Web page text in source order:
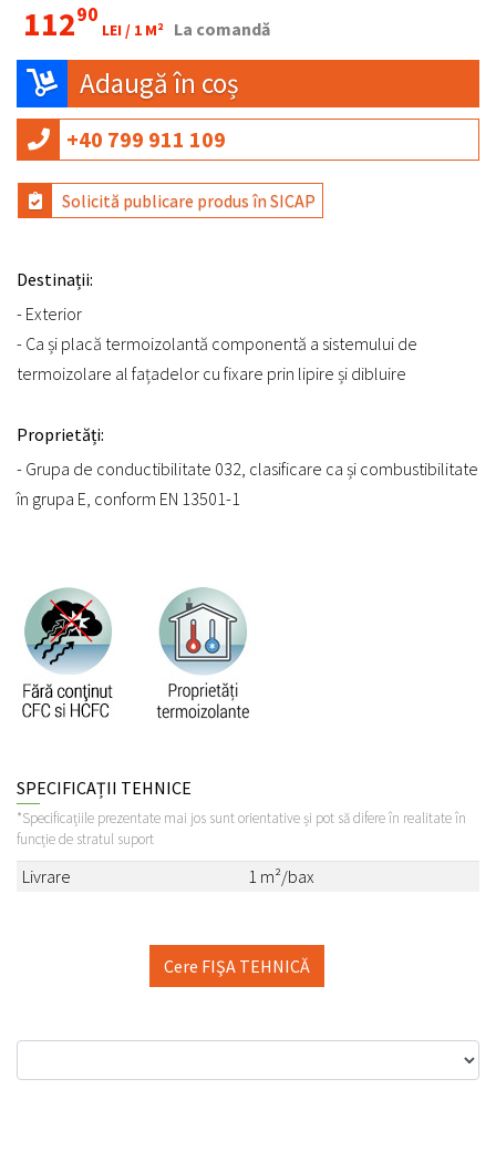
11290
LEI / 1 M² La comandă
Adaugă în coș
+40 799 911 109
Solicită publicare produs în SICAP
Destinații:
- Exterior
- Ca și placă termoizolantă componentă a sistemului de
termoizolare al fațadelor cu fixare prin lipire și dibluire
Proprietăți:
- Grupa de conductibilitate 032, clasificare ca și combustibilitate
în grupa E, conform EN 13501-1
SPECIFICAȚII TEHNICE
*Specificațiile prezentate mai jos sunt orientative și pot să difere în realitate în
funcție de stratul suport
Livrare 1 m²/bax
Cere FIŞA TEHNICĂ